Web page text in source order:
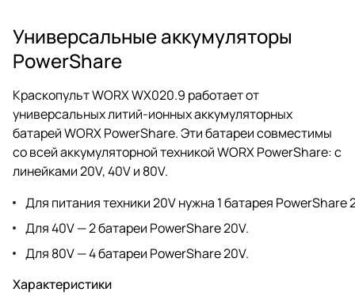
Универсальные аккумуляторы
PowerShare
Краскопульт WORX WX020.9 работает от
универсальных литий-ионных аккумуляторных
батарей WORX PowerShare. Эти батареи совместимы
со всей аккумуляторной техникой WORX PowerShare: с
линейками 20V, 40V и 80V.
Для питания техники 20V нужна 1 батарея PowerShare
Для 40V — 2 батареи PowerShare 20V.
Для 80V — 4 батареи PowerShare 20V.
Характеристики